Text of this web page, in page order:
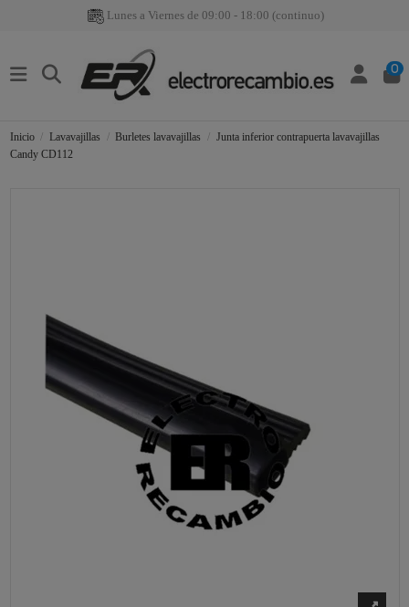
Lunes a Viernes de 09:00 - 18:00 (continuo)
0
Inicio Lavavajillas Burletes lavavajillas
Junta inferior contrapuerta lavavajillas
Candy CD112